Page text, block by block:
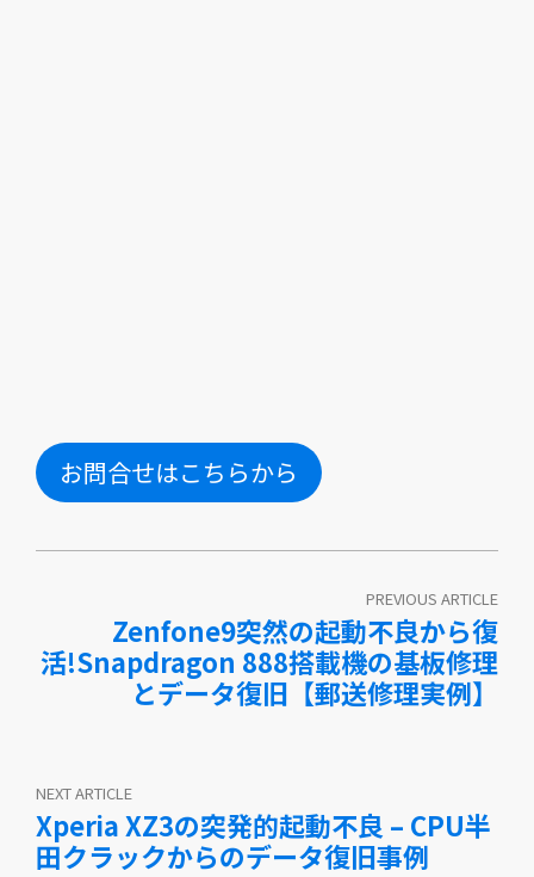
お問合せはこちらから
PREVIOUS ARTICLE
Zenfone9突然の起動不良から復
活!Snapdragon 888搭載機の基板修理
とデータ復旧【郵送修理実例】
NEXT ARTICLE
Xperia XZ3の突発的起動不良 – CPU半
田クラックからのデータ復旧事例